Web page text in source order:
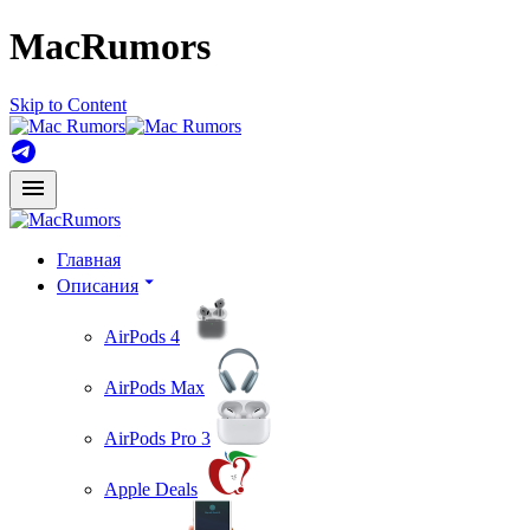
MacRumors
Skip to Content
Главная
Описания
AirPods 4
AirPods Max
AirPods Pro 3
Apple Deals